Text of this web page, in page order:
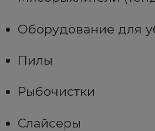
Оборудование для
Пилы
Рыбочистки
Слайсеры